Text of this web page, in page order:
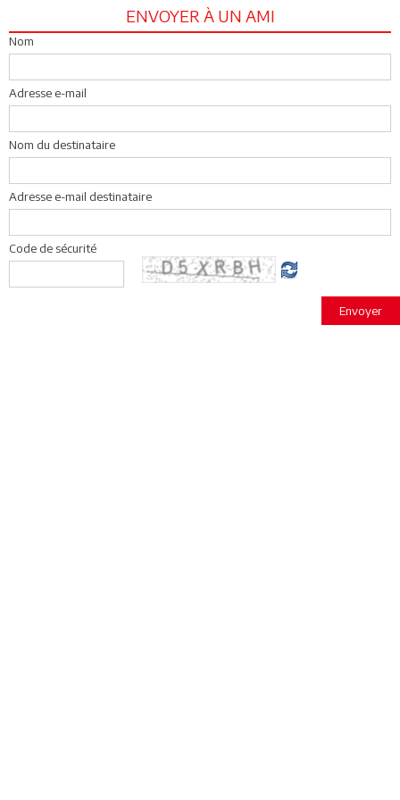
ENVOYER À UN AMI
Nom
Adresse e-mail
Nom du destinataire
Adresse e-mail destinataire
Code de sécurité
Envoyer